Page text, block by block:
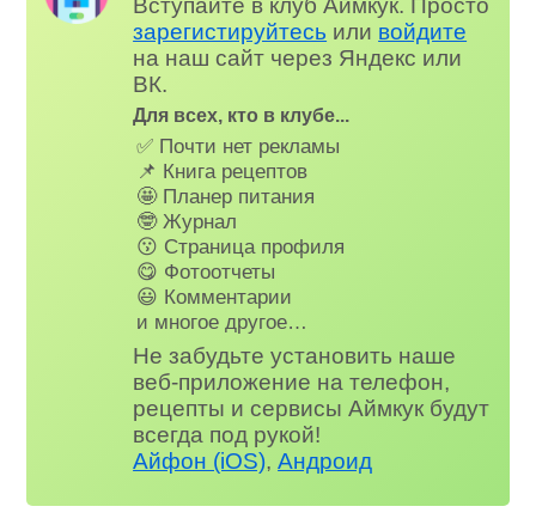
зарегистируйтесь или войдите
на наш сайт через Яндекс или
ВК.
Для всех, кто в клубе...
✅ Почти нет рекламы
📌 Книга рецептов
🤩 Планер питания
🤓 Журнал
😗 Страница профиля
😋 Фотоотчеты
😃 Комментарии
и многое другое…
Не забудьте установить наше
веб-приложение на телефон,
рецепты и сервисы Аймкук будут
всегда под рукой!
Айфон (iOS),Андроид